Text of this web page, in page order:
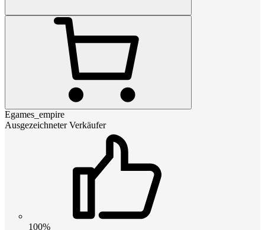
Egames_empire
Ausgezeichneter Verkäufer
100%